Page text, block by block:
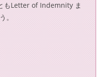
もLetter of Indemnity ま
。